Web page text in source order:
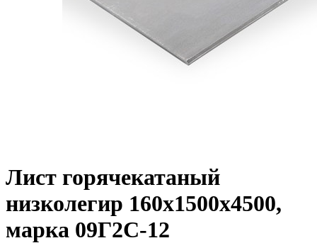
Лист горячекатаный
низколегир 160х1500х4500,
марка 09Г2С-12